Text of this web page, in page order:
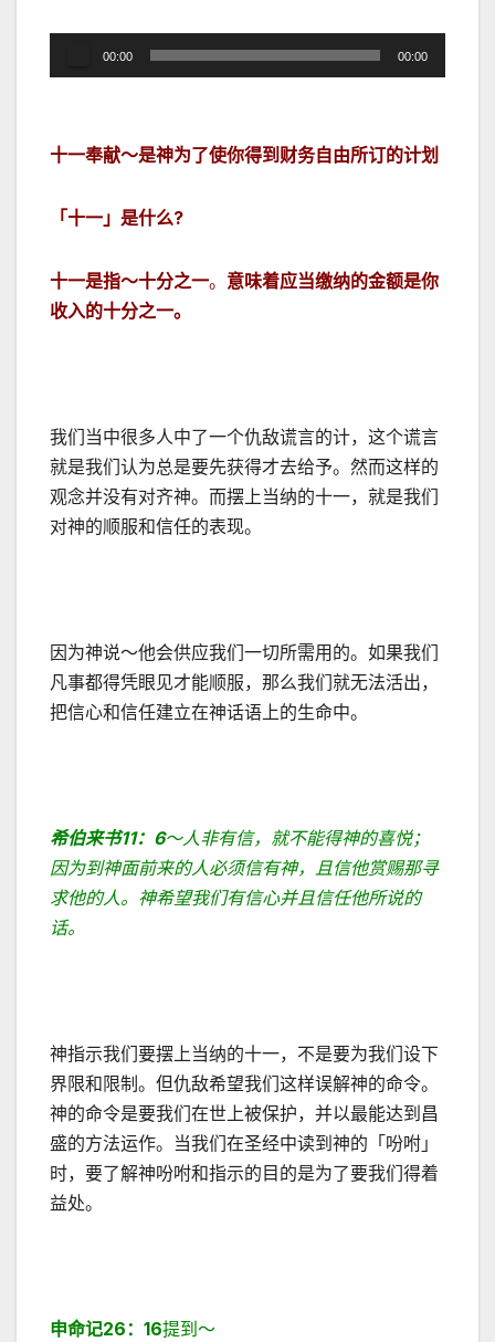
频
器
00:00 00:00
十一奉献～是神为了使你得到财务自由所订的计划
「十一」是什么?
十一是指～十分之一。 意味着应当缴纳的金额是你
收入的十分之一。
我们当中很多人中了一个仇敌谎言的计，这个谎言
就是我们认为总是要先获得才去给予。然而这样的
观念并没有对齐神。而摆上当纳的十一，就是我们
对神的顺服和信任的表现。
因为神说～他会供应我们一切所需用的。如果我们
凡事都得凭眼见才能顺服，那么我们就无法活出，
把信心和信任建立在神话语上的生命中。
希伯来书11： 6～人非有信，就不能得神的喜悦；
因为到神面前来的人必须信有神，且信他赏赐那寻
求他的人。神希望我们有信心并且信任他所说的
话。
神指示我们要摆上当纳的十一，不是要为我们设下
界限和限制。但仇敌希望我们这样误解神的命令。
神的命令是要我们在世上被保护，并以最能达到昌
盛的方法运作。当我们在圣经中读到神的「吩咐」
时，要了解神吩咐和指示的目的是为了要我们得着
益处。
申命记26： 16提到～